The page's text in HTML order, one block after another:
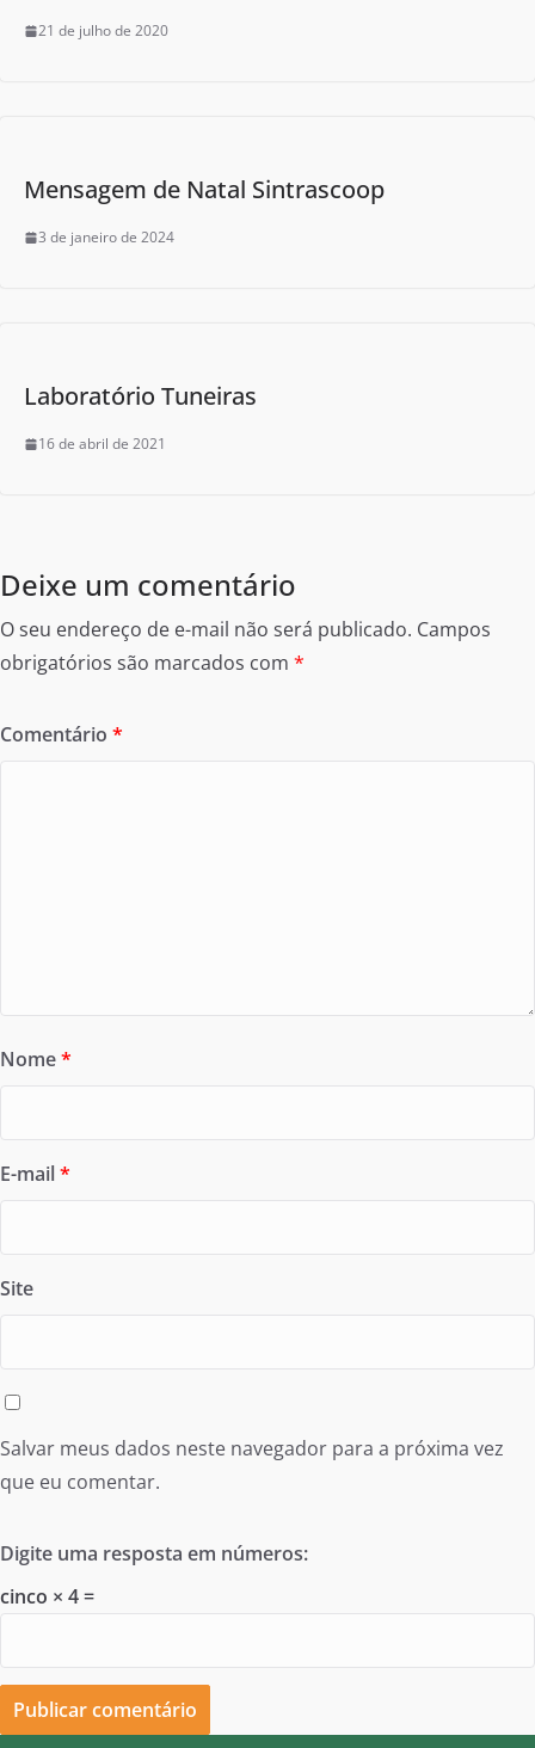
21 de julho de 2020
Mensagem de Natal Sintrascoop
3 de janeiro de 2024
Laboratório Tuneiras
16 de abril de 2021
Deixe um comentário
O seu endereço de e-mail não será publicado. Campos
obrigatórios são marcados com *
Comentário *
Nome*
E-mail*
Site
Salvar meus dados neste navegador para a próxima vez
que eu comentar.
Digite uma resposta em números:
cinco × 4 =